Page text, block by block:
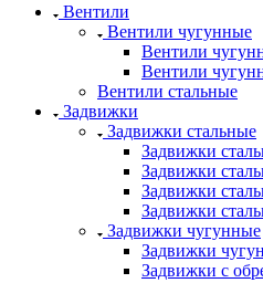
Вентили
Вентили чугунные
Вентили
Вентили
Вентили стальные
Задвижки
Задвижки стальные
Задвижки
Задвижки
Задвижки
Задвижки
Задвижки чугунные
Задвижки
Задвижки с